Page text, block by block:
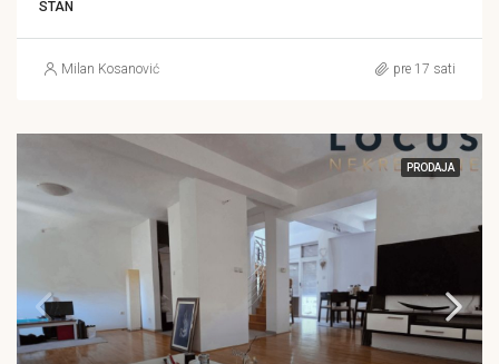
STAN
Milan Kosanović pre 17 sati
PRODAJA